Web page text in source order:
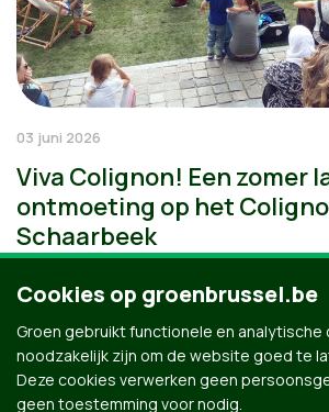
03 juni 2026
Viva Colignon! Een zomer
ontmoeting op het
Schaarbeek
Cookies op groenbrussel.be
Groen gebruikt functionele en analytische
noodzakelijk zijn om de website goed te
Deze cookies verwerken geen
geen toestemming voor nodig.